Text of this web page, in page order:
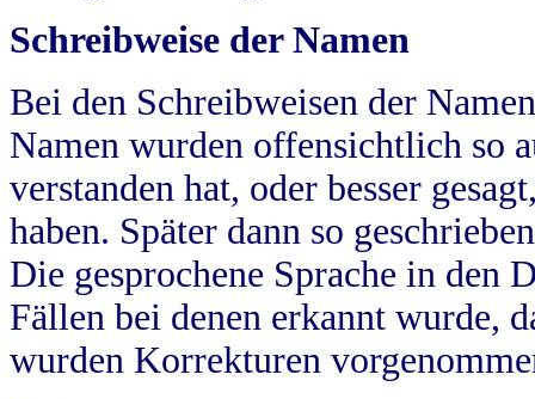
Schreibweise der Namen
Bei den Schreibweisen der
Namen wurden offensichtlich so
verstanden hat, oder besser
haben. Später dann so
Die gesprochene Sprache in
Fällen bei denen erkannt wurde,
wurden Korrekturen